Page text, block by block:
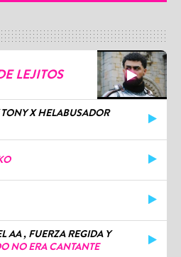
LEJITOS
X HELABUSADOR
AA , FUERZA REGIDA Y
NO ERA CANTANTE